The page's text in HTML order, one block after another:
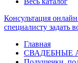
Консультация онлайн
специалисту задать
Главная
СВАДЕБНЫЕ